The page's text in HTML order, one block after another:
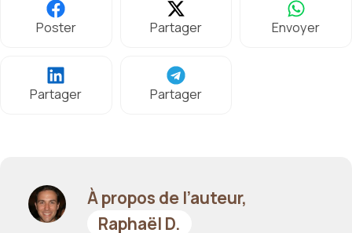
Poster Partager Envoyer
Partager Partager
À propos de l’auteur,
Raphaël D.